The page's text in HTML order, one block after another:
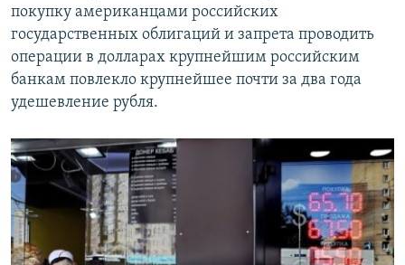
покупку американцами российских
государственных облигаций и запрета проводить
операции в долларах крупнейшим российским
банкам повлекло крупнейшее почти за два года
удешевление рубля.